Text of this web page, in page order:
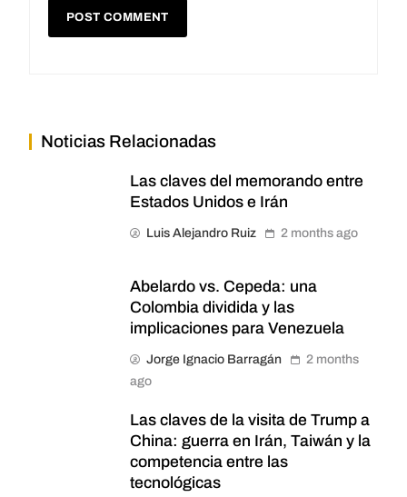
Noticias Relacionadas
Las claves del memorando entre
Estados Unidos e Irán
Luis Alejandro Ruiz 2 months ago
Abelardo vs. Cepeda: una
Colombia dividida y las
implicaciones para Venezuela
Jorge Ignacio Barragán
2 months
ago
Las claves de la visita de Trump a
China: guerra en Irán, Taiwán y la
competencia entre las
tecnológicas